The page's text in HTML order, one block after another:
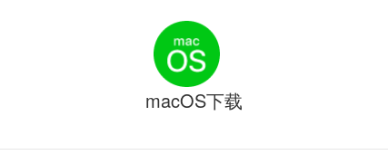
macOS下载